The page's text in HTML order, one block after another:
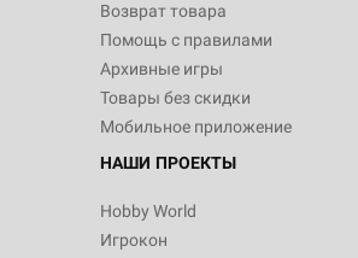
Возврат товара
Помощь с правилами
Архивные игры
Товары без скидки
Мобильное приложение
НАШИ ПРОЕКТЫ
Hobby World
Игрокон